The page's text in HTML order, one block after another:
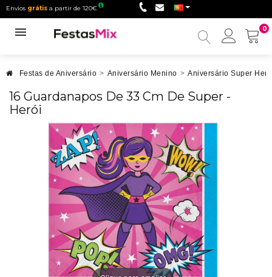
Envios grátis a partir de 120€
0
Minha
Festas de Aniversário > Aniversário Menino > Aniversário Super
16 Guardanapos De 33 Cm De Super -
Herói